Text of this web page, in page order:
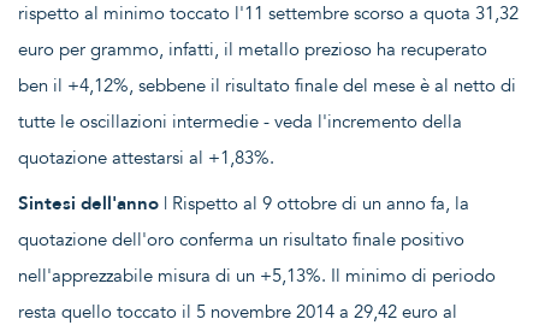
rispetto al minimo toccato l'11 settembre scorso a quota 31,32
euro per grammo, infatti, il metallo prezioso ha recuperato
ben il +4,12%, sebbene il risultato finale del mese è al netto di
tutte le oscillazioni intermedie - veda l'incremento della
quotazione attestarsi al +1,83%.
Sintesi dell'anno | Rispetto al 9 ottobre di un anno fa, la
quotazione dell'oro conferma un risultato finale positivo
nell'apprezzabile misura di un +5,13%. Il minimo di periodo
resta quello toccato il 5 novembre 2014 a 29,42 euro al